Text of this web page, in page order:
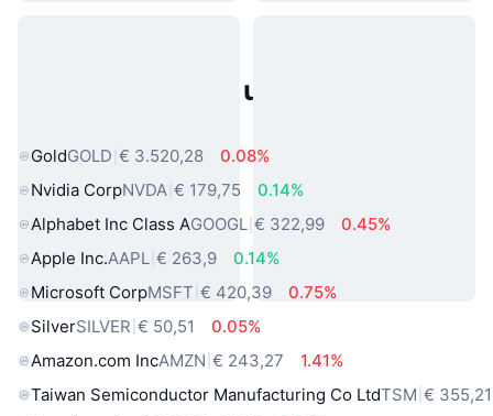
Populaire activa uit de echte
GoldGOLD € 3.520,28
0.08%
Nvidia CorpNVDA € 179,75
0.14%
Alphabet Inc Class AGOOGL € 322,99
0.45%
Apple Inc.AAPL € 263,9
0.14%
Microsoft CorpMSFT € 420,39
0.75%
SilverSILVER € 50,51
0.05%
Amazon.com IncAMZN € 243,27
1.41%
Taiwan Semiconductor Manufacturing Co LtdTSM € 355,21